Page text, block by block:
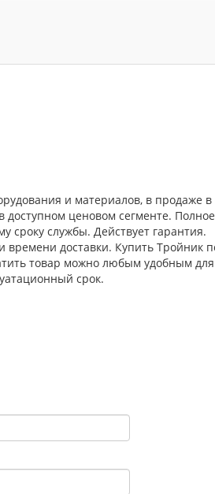
и материалов, в продаже
ценовом сегменте.
сроку службы. Действует гарантия.
времени доставки. Купить Тройник
товар можно любым удобным
срок.